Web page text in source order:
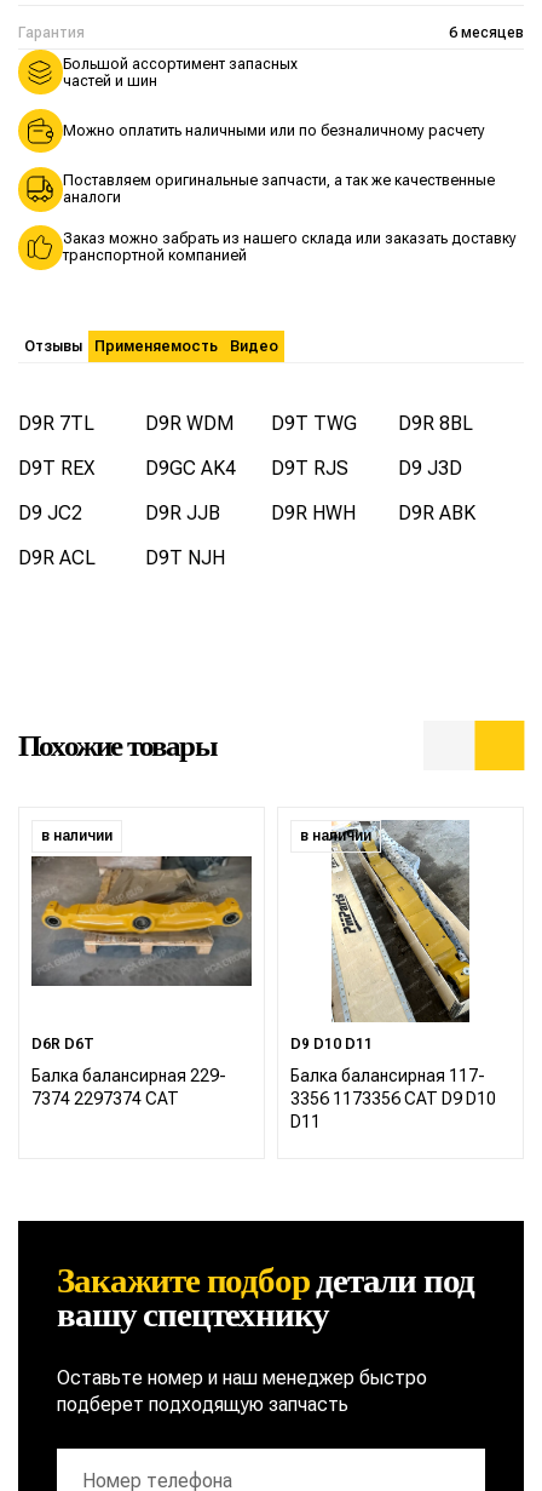
Гарантия 6 месяцев
Большой ассортимент запасных
частей и шин
Можно оплатить наличными или по безналичному расчету
Поставляем оригинальные запчасти, а так же качественные
аналоги
Заказ можно забрать из нашего склада или заказать доставку
транспортной компанией
Отзывы Применяемость Видео
D9R 7TL D9R WDM D9T TWG
D9R 8BL
D9T REX
D9GC AK4 D9T RJS
D9 J3D
D9 JC2
D9R JJB D9R HWH
D9R ABK
D9R ACL
D9T NJH
Похожие товары
в наличии
D6R D6T
Балка балансирная 229-
7374 2297374 CAT
в наличии
D9 D10 D11
Балка балансирная 117-
3356 1173356 CAT D9 D10
D11
Закажите подбордеталипод
вашу спецтехнику
Оставьте номер и наш менеджер быстро
подберет подходящую запчасть